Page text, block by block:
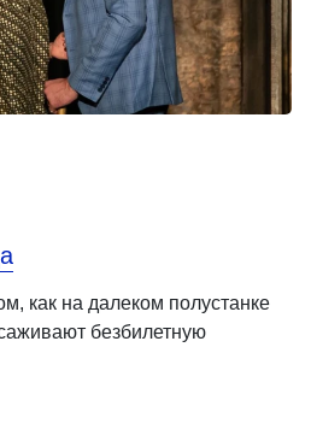
как на далеком полустанке
безбилетную